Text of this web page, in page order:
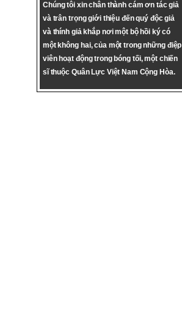
Chúng tôi xin chân thành cám ơn tác giả
và trân trọng giới thiệu đến quý độc giả
và thính giả khắp nơi một bộ hồi ký có
một không hai, của một trong những điệp
viên hoạt động trong bóng tối, một chiến
sĩ thuộc Quân Lực Việt Nam Cộng Hòa.